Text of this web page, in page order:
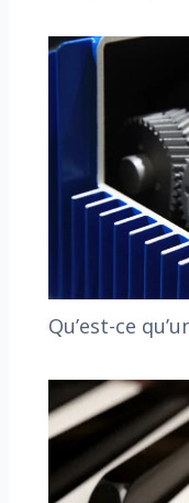
Qu’est-ce